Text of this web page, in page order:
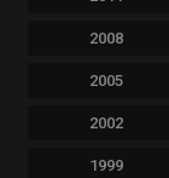
2008
2005
2002
1999